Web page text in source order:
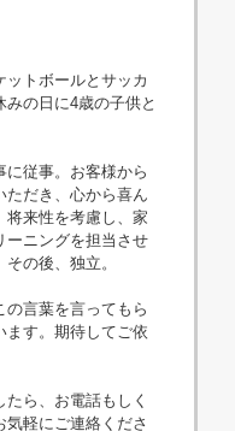
ットボールとサッカ
の日に4歳の子供と
従事。お客様から
ただき、心から喜ん
将来性を考慮し、家
ーニングを担当させ
の後、独立。
の言葉を言ってもら
ます。期待してご依
ら、お電話もしく
軽にご連絡くださ